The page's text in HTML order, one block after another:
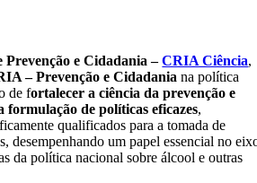
Prevenção e Cidadania –CRIA Ciência,
– Prevenção e Cidadania na política
de fortalecer a ciência da prevenção e
formulação de políticas eficazes,
qualificados para a tomada de
desempenhando um papel essencial no
da política nacional sobre álcool e outras